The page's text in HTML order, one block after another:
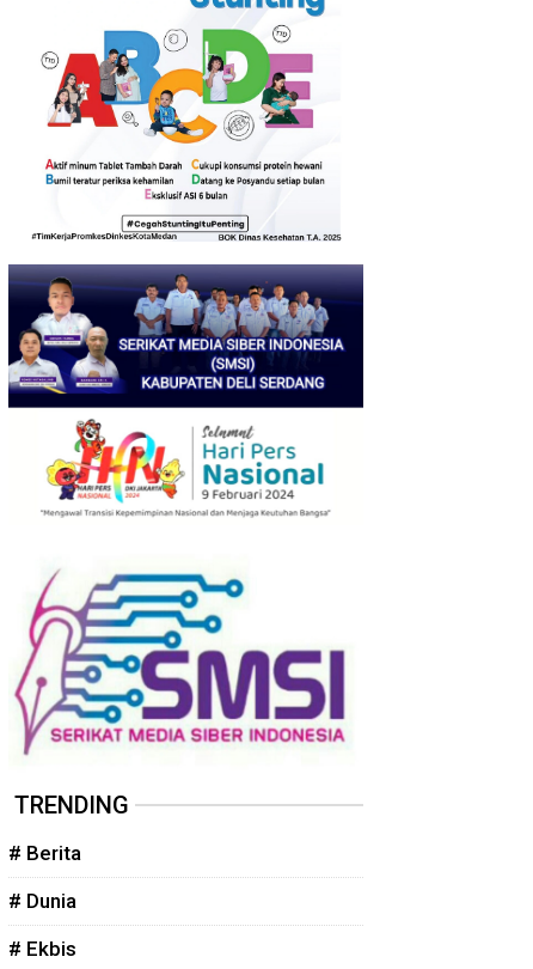
TRENDING
# Berita
# Dunia
# Ekbis